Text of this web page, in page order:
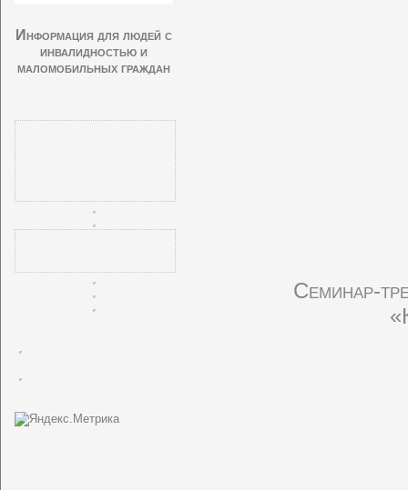
Информация для людей с
инвалидностью и
маломобильных граждан
Cеминар-